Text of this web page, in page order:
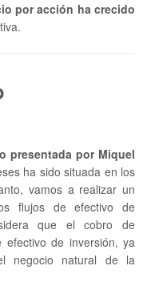
por acción ha crecido
presentada por Miquel
ha sido situada en los
vamos a realizar un
flujos de efectivo de
que el cobro de
de inversión, ya
negocio natural de la